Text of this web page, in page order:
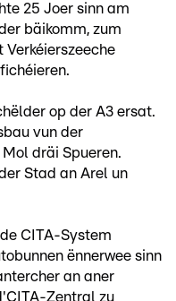
25 Joer sinn am
bäikomm, zum
op der A3 ersat.
vun der
dräi Spueren.
Stad an Arel un
CITA-System
ënnerwee sinn
an aner
Zentral zu